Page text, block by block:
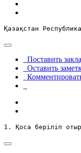
Қазақстан
Поставить
Оставить
1. Қоса беріліп